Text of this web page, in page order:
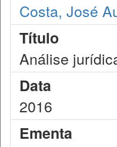
Costa, José
Título
Análise
Data
2016
Ementa